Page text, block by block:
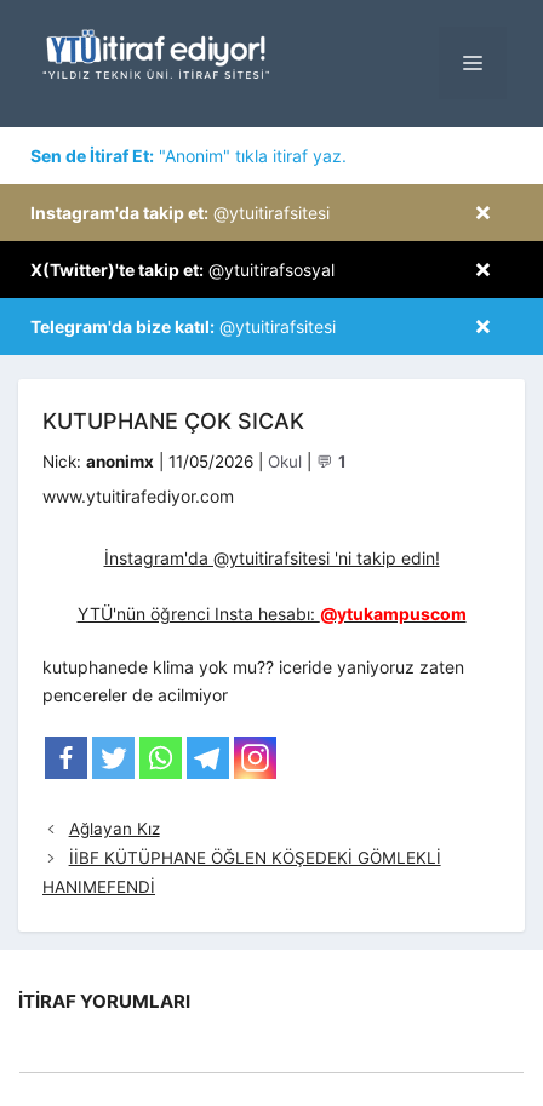
MENÜ
Sen de İtiraf Et: "Anonim" tıkla itiraf yaz.
×
Instagram'da takip et: @ytuitirafsitesi
×
X(Twitter)'te takip et: @ytuitirafsosyal
×
Telegram'da bize katıl: @ytuitirafsitesi
KUTUPHANE ÇOK SICAK
Nick: anonimx 11/05/2026 Kategoriler
Okul 💬 1
www.ytuitirafediyor.com
İnstagram'da @ytuitirafsitesi 'ni takip edin!
YTÜ'nün öğrenci Insta hesabı: @ytukampuscom
kutuphanede klima yok mu?? iceride yaniyoruz zaten
pencereler de acilmiyor
Ağlayan Kız
İİBF KÜTÜPHANE ÖĞLEN KÖŞEDEKİ GÖMLEKLİ
HANIMEFENDİ
İTIRAF YORUMLARI